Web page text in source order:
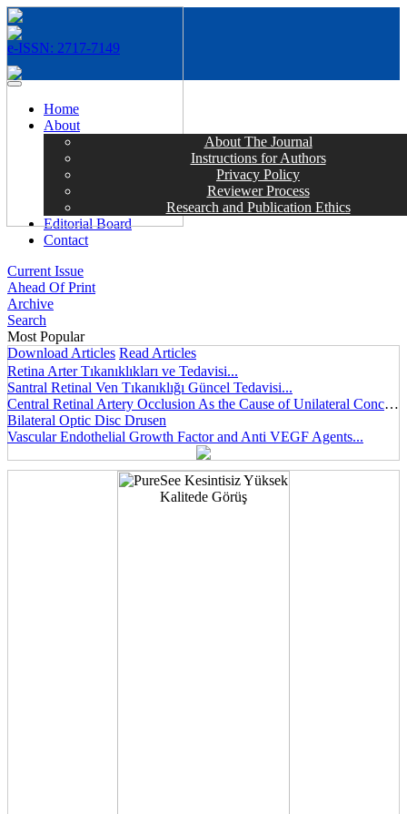
e-ISSN: 2717-7149
MENÜ
Home
About
About The Journal
Instructions for Authors
Privacy Policy
Reviewer Process
Research and Publication Ethics
Editorial Board
Contact
Current Issue
Ahead Of Print
Archive
Search
Most Popular
Download Articles Read Articles
Retina Arter Tıkanıklıkları ve Tedavisi...
Santral Retinal Ven Tıkanıklığı Güncel Tedavisi...
Central Retinal Artery Occlusion As the Cause of Unilateral Concentric Narrowing of Visual Field and Presence of Cilioretinal Artery...
Bilateral Optic Disc Drusen
Vascular Endothelial Growth Factor and Anti VEGF Agents...